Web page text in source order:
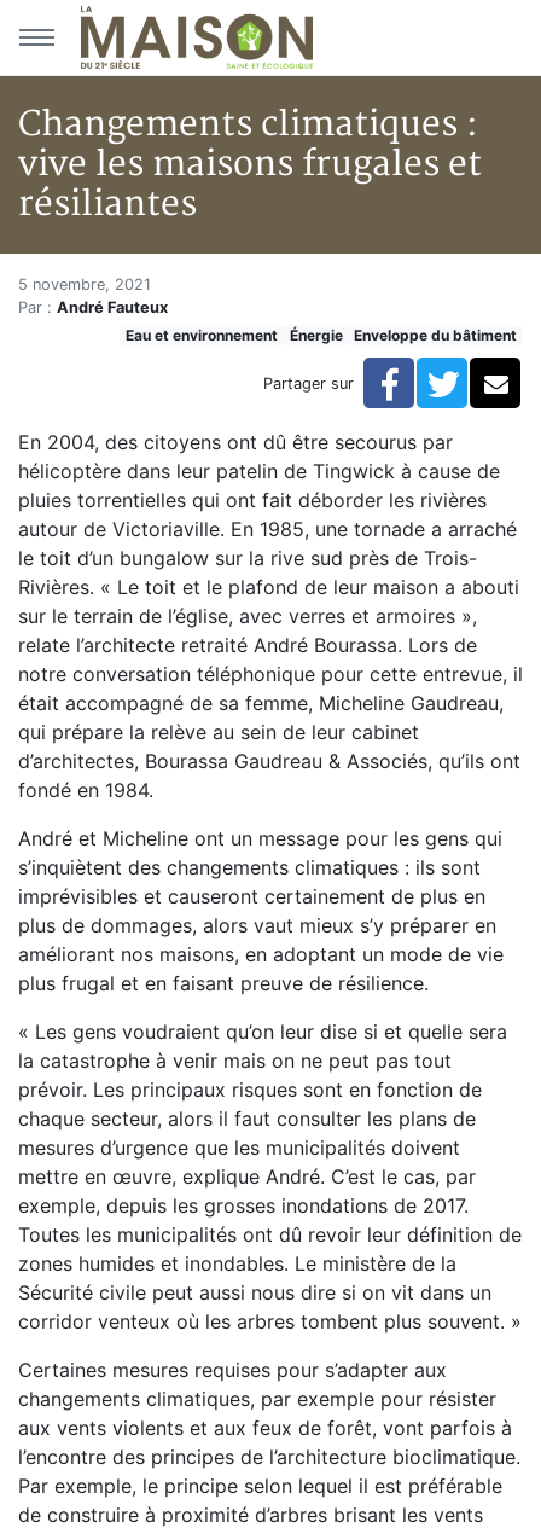
Aller au menu principal
Aller au contenu principal
Changements climatiques :
vive les maisons frugales et
résiliantes
Accueil
Articles
Changements climatiques : vive les maisons frugales
Changements climatiques :
5 novembre, 2021
Par : André Fauteux
Eau et environnement
Énergie Enveloppe du bâtiment
Partager sur Facebook
En 2004, des citoyens ont dû être secourus par
hélicoptère dans leur patelin de Tingwick à cause de
pluies torrentielles qui ont fait déborder les rivières
autour de Victoriaville. En 1985, une tornade a arraché
le toit d’un bungalow sur la rive sud près de Trois-
Rivières. « Le toit et le plafond de leur maison a abouti
sur le terrain de l’église, avec verres et armoires »,
relate l’architecte retraité André Bourassa. Lors de
notre conversation téléphonique pour cette entrevue, il
était accompagné de sa femme, Micheline Gaudreau,
qui prépare la relève au sein de leur cabinet
d’architectes, Bourassa Gaudreau & Associés, qu’ils ont
fondé en 1984.
André et Micheline ont un message pour les gens qui
s’inquiètent des changements climatiques : ils sont
imprévisibles et causeront certainement de plus en
plus de dommages, alors vaut mieux s’y préparer en
améliorant nos maisons, en adoptant un mode de vie
plus frugal et en faisant preuve de résilience.
« Les gens voudraient qu’on leur dise si et quelle sera
la catastrophe à venir mais on ne peut pas tout
prévoir. Les principaux risques sont en fonction de
chaque secteur, alors il faut consulter les plans de
mesures d’urgence que les municipalités doivent
mettre en œuvre, explique André. C’est le cas, par
exemple, depuis les grosses inondations de 2017.
Toutes les municipalités ont dû revoir leur définition de
zones humides et inondables. Le ministère de la
Sécurité civile peut aussi nous dire si on vit dans un
corridor venteux où les arbres tombent plus souvent. »
Certaines mesures requises pour s’adapter aux
changements climatiques, par exemple pour résister
aux vents violents et aux feux de forêt, vont parfois à
l’encontre des principes de l’architecture bioclimatique.
Par exemple, le principe selon lequel il est préférable
de construire à proximité d’arbres brisant les vents